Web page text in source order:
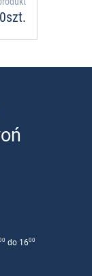
do 1600